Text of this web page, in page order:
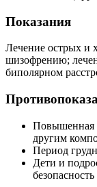
Показания
Лечение острых и
шизофрению;
биполярном
Повышенная
другим
Период
Дети и